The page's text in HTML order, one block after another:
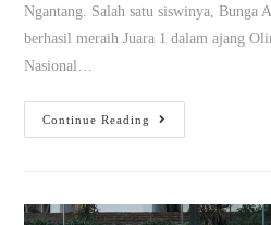
Ngantang. Salah satu siswinya, Bunga
berhasil meraih Juara 1 dalam ajang
Nasional…
Continue Reading